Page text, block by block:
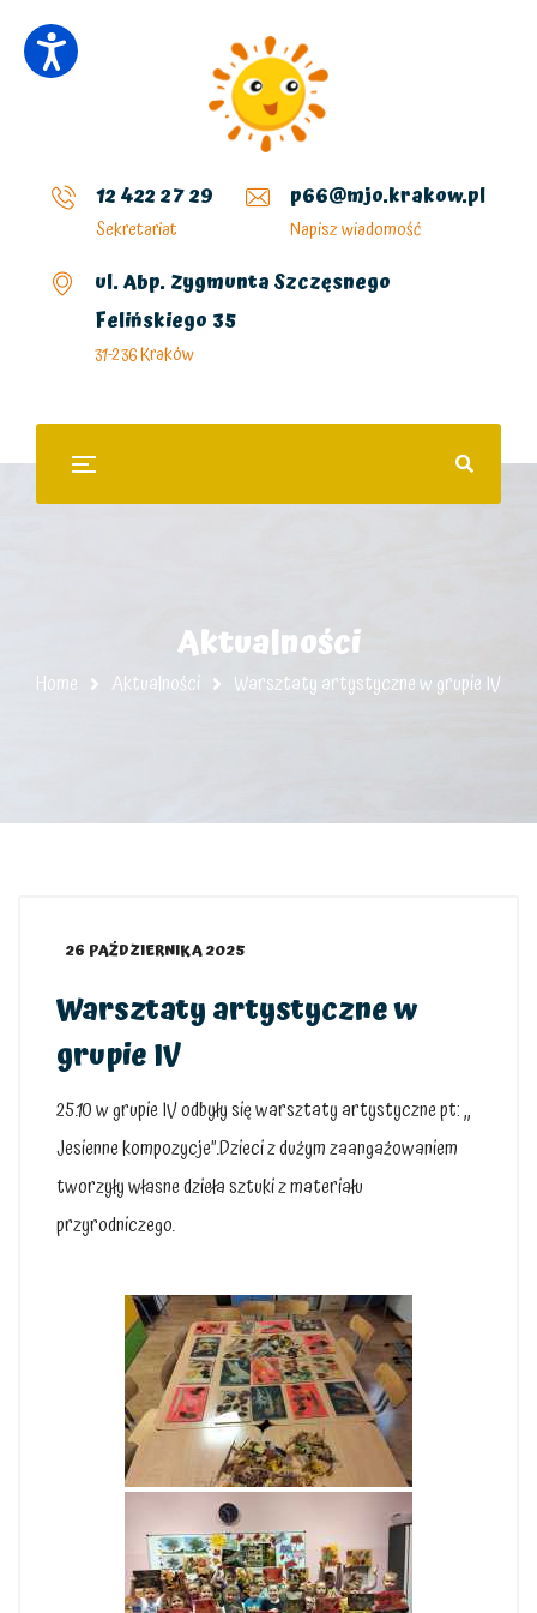
12 422 27 29
Sekretariat
p66@mjo.krakow.pl
Napisz wiadomość
ul. Abp. Zygmunta Szczęsnego
Felińskiego 35
31-236 Kraków
Aktualności
Home Aktualności Warsztaty artystyczne w grupie IV
26 PAŹDZIERNIKA 2025
Warsztaty artystyczne w
grupie IV
25.10 w grupie IV odbyły się warsztaty artystyczne pt: ,,
Jesienne kompozycje”.Dzieci z dużym zaangażowaniem
tworzyły własne dzieła sztuki z materiału
przyrodniczego.